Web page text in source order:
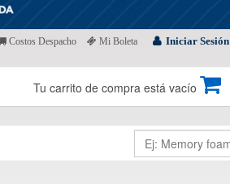
Iniciar Sesión
Costos Despacho Mi Boleta
Tu carrito de compra está vacío